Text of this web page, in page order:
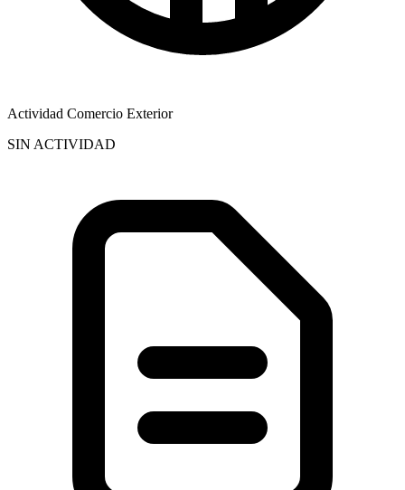
Actividad Comercio Exterior
SIN ACTIVIDAD